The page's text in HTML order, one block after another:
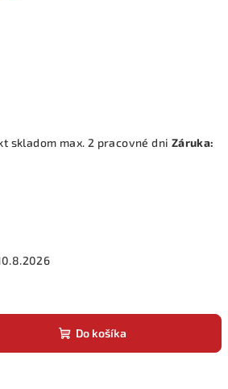
skladom max. 2 pracovné dni Záruka:
Do košíka